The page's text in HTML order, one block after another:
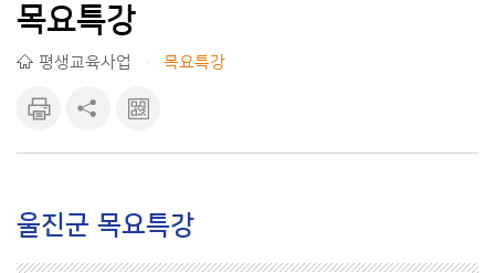
목요특강
평생교육사업 목요특강
기
기
크 보기
울진군 목요특강